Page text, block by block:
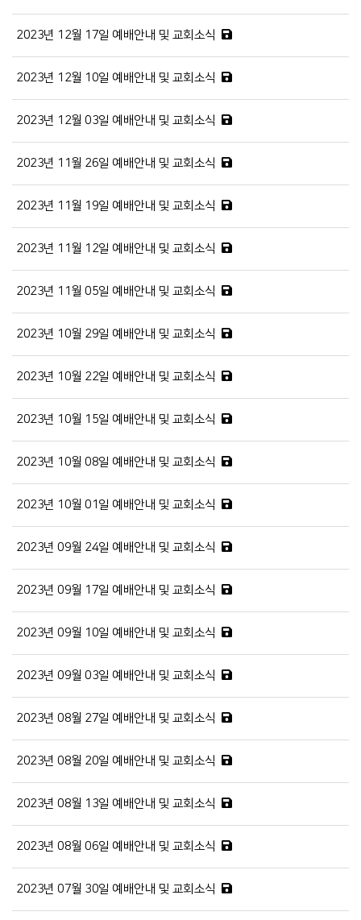
2023년 12월 17일 예배안내 및 교회소식
2023년 12월 10일 예배안내 및 교회소식
2023년 12월 03일 예배안내 및 교회소식
2023년 11월 26일 예배안내 및 교회소식
2023년 11월 19일 예배안내 및 교회소식
2023년 11월 12일 예배안내 및 교회소식
2023년 11월 05일 예배안내 및 교회소식
2023년 10월 29일 예배안내 및 교회소식
2023년 10월 22일 예배안내 및 교회소식
2023년 10월 15일 예배안내 및 교회소식
2023년 10월 08일 예배안내 및 교회소식
2023년 10월 01일 예배안내 및 교회소식
2023년 09월 24일 예배안내 및 교회소식
2023년 09월 17일 예배안내 및 교회소식
2023년 09월 10일 예배안내 및 교회소식
2023년 09월 03일 예배안내 및 교회소식
2023년 08월 27일 예배안내 및 교회소식
2023년 08월 20일 예배안내 및 교회소식
2023년 08월 13일 예배안내 및 교회소식
2023년 08월 06일 예배안내 및 교회소식
2023년 07월 30일 예배안내 및 교회소식